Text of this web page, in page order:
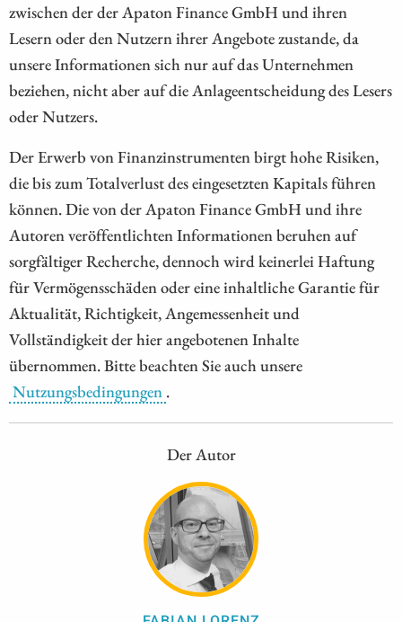
zwischen der der Apaton Finance GmbH und ihren
Lesern oder den Nutzern ihrer Angebote zustande, da
unsere Informationen sich nur auf das Unternehmen
beziehen, nicht aber auf die Anlageentscheidung des Lesers
oder Nutzers.
Der Erwerb von Finanzinstrumenten birgt hohe Risiken,
die bis zum Totalverlust des eingesetzten Kapitals führen
können. Die von der Apaton Finance GmbH und ihre
Autoren veröffentlichten Informationen beruhen auf
sorgfältiger Recherche, dennoch wird keinerlei Haftung
für Vermögensschäden oder eine inhaltliche Garantie für
Aktualität, Richtigkeit, Angemessenheit und
Vollständigkeit der hier angebotenen Inhalte
übernommen. Bitte beachten Sie auch unsere
Nutzungsbedingungen .
Der Autor